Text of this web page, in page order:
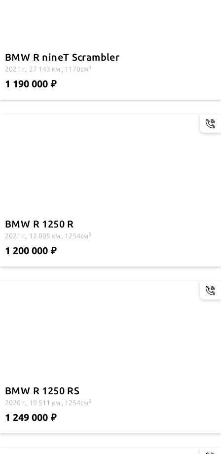
BMW R nineT Scrambler
2021 г., 27 143 км., 1170см3
1 190 000
BMW R 1250 R
2021 г., 12 005 км., 1254см3
1 200 000
BMW R 1250 RS
2020 г., 19 511 км., 1254см3
1 249 000